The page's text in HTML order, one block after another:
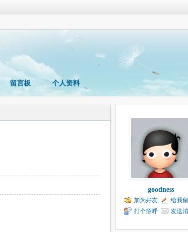
留言板 个人资料
goodness
加为好友
给我
打个招呼
发送